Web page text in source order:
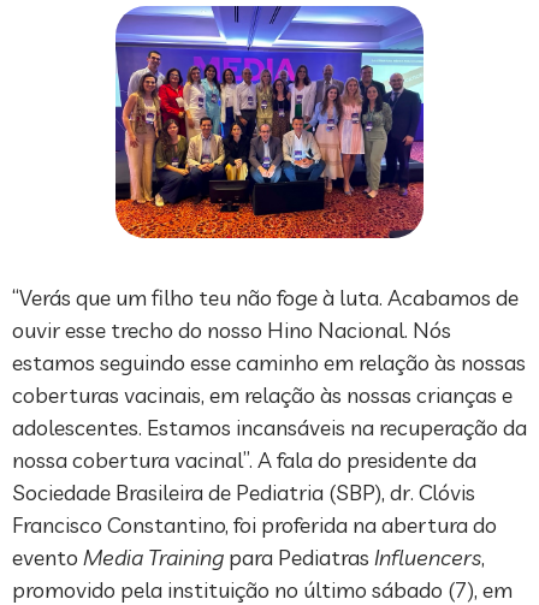
“Verás que um filho teu não foge à luta. Acabamos de
ouvir esse trecho do nosso Hino Nacional. Nós
estamos seguindo esse caminho em relação às nossas
coberturas vacinais, em relação às nossas crianças e
adolescentes. Estamos incansáveis na recuperação da
nossa cobertura vacinal”. A fala do presidente da
Sociedade Brasileira de Pediatria (SBP), dr. Clóvis
Francisco Constantino, foi proferida na abertura do
evento Media Training para Pediatras Influencers,
promovido pela instituição no último sábado (7), em